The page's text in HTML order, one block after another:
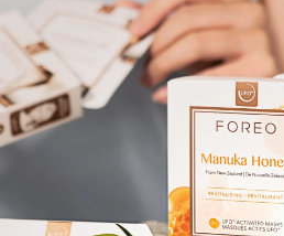
As
FAQ™ Pure Beauty-Tech
issa™ Teeth Whitening Set
English Deutsch
Français
Italiano
Polski
Svenska
简体中文